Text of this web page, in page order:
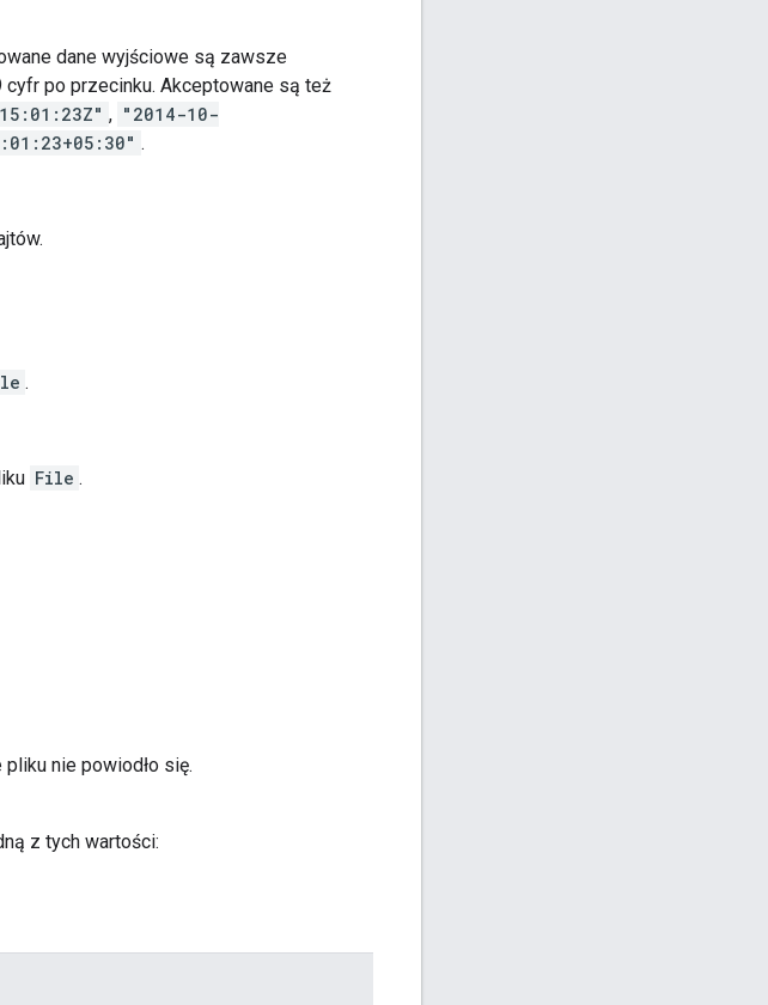
dane wyjściowe są zawsze
po przecinku. Akceptowane są też
, "2014-10-
.
.
File .
nie powiodło się.
z tych wartości: